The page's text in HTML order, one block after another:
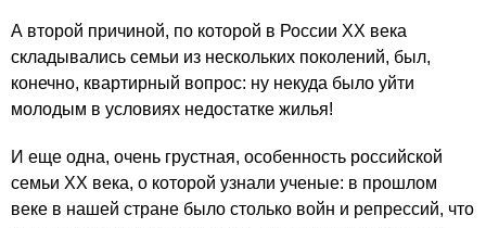
А второй причиной, по которой в России XX века
складывались семьи из нескольких поколений, был,
конечно, квартирный вопрос: ну некуда было уйти
молодым в условиях недостатке жилья!
И еще одна, очень грустная, особенность российской
семьи XX века, о которой узнали ученые: в прошлом
веке в нашей стране было столько войн и репрессий, что